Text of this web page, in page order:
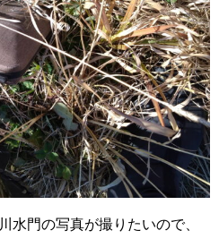
門の写真が撮りたいので、